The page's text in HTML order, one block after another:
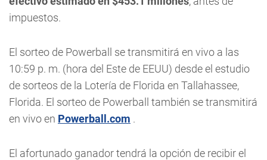
impuestos.
El sorteo de Powerball se transmitirá en vivo a las
10:59 p. m. (hora del Este de EEUU) desde el estudio
de sorteos de la Lotería de Florida en Tallahassee,
Florida. El sorteo de Powerball también se transmitirá
en vivo en Powerball.com .
El afortunado ganador tendrá la opción de recibir el